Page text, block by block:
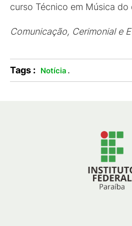
curso Técnico em Música do
Comunicação, Cerimonial e
Tags : Notícia .